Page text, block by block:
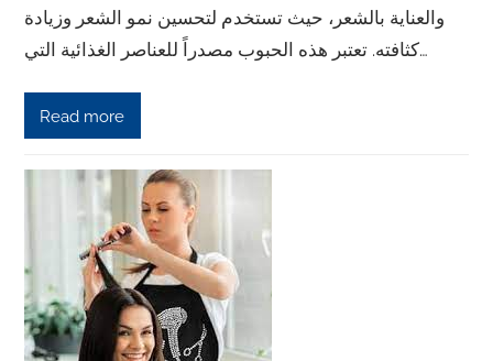
والعناية بالشعر، حيث تستخدم لتحسين نمو الشعر وزيادة
كثافته. تعتبر هذه الحبوب مصدراً للعناصر الغذائية التي…
Read more